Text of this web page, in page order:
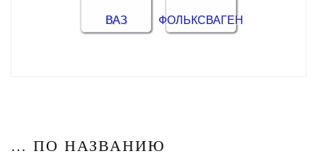
ВАЗ ФОЛЬКСВАГЕН
… ПО НАЗВАНИЮ